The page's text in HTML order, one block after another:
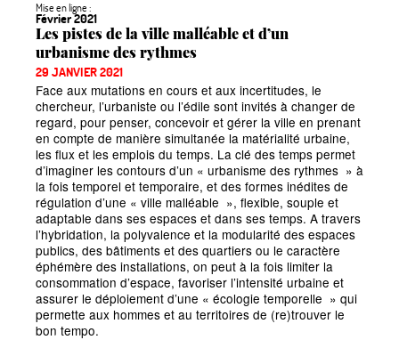
Mise en ligne :
Février 2021
Les pistes de la ville malléable et d’un
urbanisme des rythmes
29 JANVIER 2021
Face aux mutations en cours et aux incertitudes, le
chercheur, l’urbaniste ou l’édile sont invités à changer de
regard, pour penser, concevoir et gérer la ville en prenant
en compte de manière simultanée la matérialité urbaine,
les flux et les emplois du temps. La clé des temps permet
d’imaginer les contours d’un « urbanisme des rythmes » à
la fois temporel et temporaire, et des formes inédites de
régulation d’une « ville malléable », flexible, souple et
adaptable dans ses espaces et dans ses temps. A travers
l’hybridation, la polyvalence et la modularité des espaces
publics, des bâtiments et des quartiers ou le caractère
éphémère des installations, on peut à la fois limiter la
consommation d’espace, favoriser l’intensité urbaine et
assurer le déploiement d’une « écologie temporelle » qui
permette aux hommes et au territoires de (re)trouver le
bon tempo.